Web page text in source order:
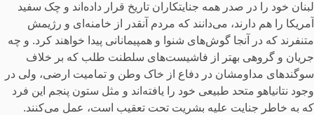
لبنان خود را در صدر همه جنایتکاران تاریخ قرار داده‌اند و چک سفید
آمریکا را هم دارند، می‌دانند که مردم آنقدر از خامنه‌ای و رژیمش
متنفرند که در آنجا گوش‌های شنوا و همپیمانانی پیدا خواهند کرد. و چه
جریان و گروهی بهتر از فاشیست‌های سلطنت طلب که بر خلاف
سوگندهای مداومشان در دفاع از خاک وطن و تمامیت ارضی، ولی در
وجود نتانیاهو متحد طبیعی خود را یافته‌اند و مثل ستون پنجم این فرد
که به خاطر جنایت علیه بشریت تحت تعقیب است، عمل می‌کنند.